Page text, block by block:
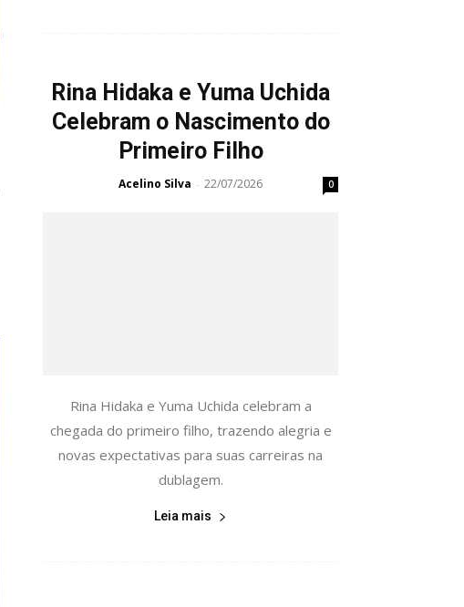
Rina Hidaka e Yuma Uchida
Celebram o Nascimento do
Primeiro Filho
Acelino Silva - 22/07/2026 0
Rina Hidaka e Yuma Uchida celebram a
chegada do primeiro filho, trazendo alegria e
novas expectativas para suas carreiras na
dublagem.
Leia mais